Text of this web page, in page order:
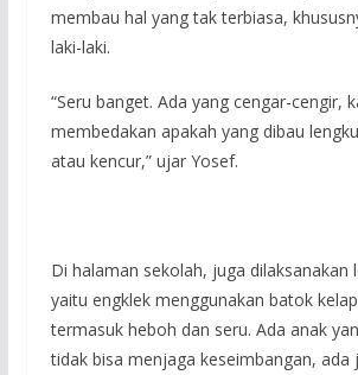
membau hal yang tak terbiasa,
laki-laki.
“Seru banget. Ada yang cengar-cengir,
membedakan apakah yang dibau
atau kencur,” ujar Yosef.
Di halaman sekolah, juga dilaksanakan
yaitu engklek menggunakan batok
termasuk heboh dan seru. Ada anak
tidak bisa menjaga keseimbangan, ada